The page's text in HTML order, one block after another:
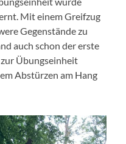
Mit einem Greifzug
Gegenstände zu
auch schon der erste
zur Übungseinheit
Abstürzen am Hang